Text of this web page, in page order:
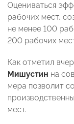
Оцениваться
рабочих мест,
не менее 100
200 рабочих
Как отметил
Мишустин на
мера позволит
мест.